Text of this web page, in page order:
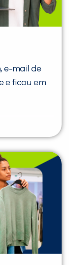
e-mail de
e ficou em